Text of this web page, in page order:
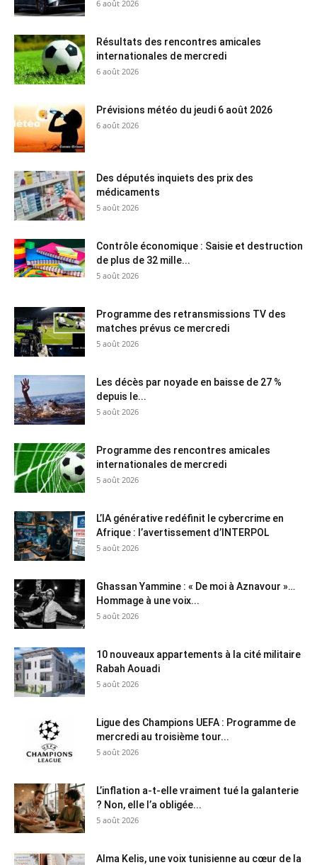
6 août 2026
Résultats des rencontres amicales
internationales de mercredi
6 août 2026
Prévisions météo du jeudi 6 août 2026
6 août 2026
Des députés inquiets des prix des
médicaments
5 août 2026
Contrôle économique : Saisie et destruction
de plus de 32 mille...
5 août 2026
Programme des retransmissions TV des
matches prévus ce mercredi
5 août 2026
Les décès par noyade en baisse de 27 %
depuis le...
5 août 2026
Programme des rencontres amicales
internationales de mercredi
5 août 2026
L’IA générative redéfinit le cybercrime en
Afrique : l’avertissement d’INTERPOL
5 août 2026
Ghassan Yammine : « De moi à Aznavour »…
Hommage à une voix...
5 août 2026
10 nouveaux appartements à la cité militaire
Rabah Aouadi
5 août 2026
Ligue des Champions UEFA : Programme de
mercredi au troisième tour...
5 août 2026
L’inflation a-t-elle vraiment tué la galanterie
? Non, elle l’a obligée...
5 août 2026
Alma Kelis, une voix tunisienne au cœur de la